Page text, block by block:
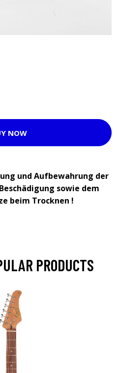
NOW
und Aufbewahrung der
sowie dem
beim Trocknen !
PRODUCTS